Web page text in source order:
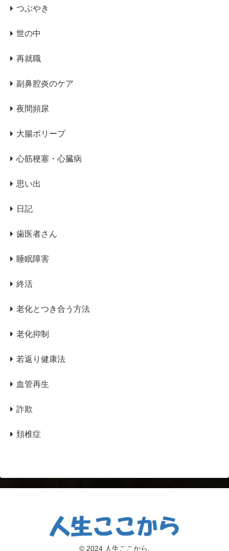
つぶやき
世の中
再就職
副鼻腔炎のケア
夜間頻尿
大腸ポリープ
心筋梗塞・心臓病
思い出
日記
歯医者さん
睡眠障害
終活
老化とつき合う方法
老化抑制
若返り健康法
血管再生
詐欺
頚椎症
© 2024 人生ここから.